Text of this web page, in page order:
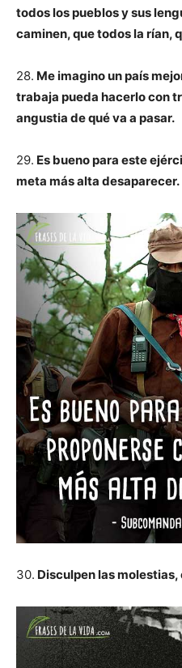
todos los pueblos y sus
caminen, que todos la rían,
28. Me imagino un país
trabaja pueda hacerlo con
angustia de qué va a pasar.
29. Es bueno para este
meta más alta desaparecer.
30. Disculpen las